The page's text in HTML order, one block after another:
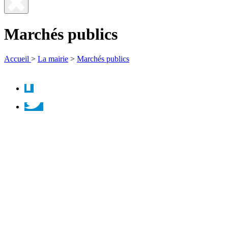
Fermer
recherche
Marchés publics
Accueil > La mairie > Marchés publics